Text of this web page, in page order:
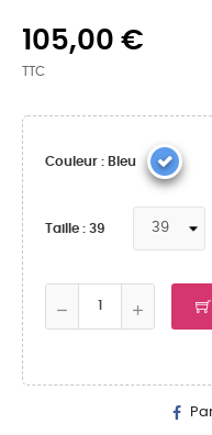
105,00 €
TTC
Couleur : Bleu
Taille : 39